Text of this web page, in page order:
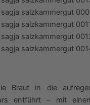
Braut in die
entführt – mit